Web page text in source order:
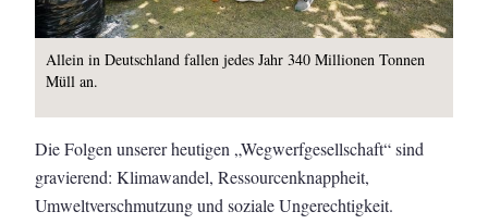
Allein in Deutschland fallen jedes Jahr 340 Millionen Tonnen
Müll an.
Die Folgen unserer heutigen „Wegwerfgesellschaft“ sind
gravierend: Klimawandel, Ressourcenknappheit,
Umweltverschmutzung und soziale Ungerechtigkeit.